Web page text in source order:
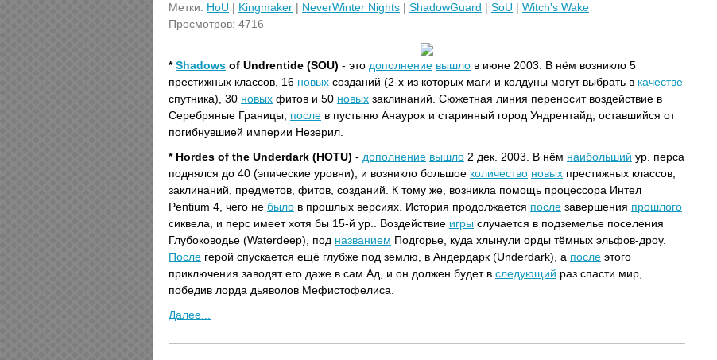
Метки: HoU | Kingmaker | NeverWinter Nights | ShadowGuard | SoU | Witch's Wake
Просмотров: 4716
*Shadows of Undrentide (SOU) - это дополнение вышло в июне 2003. В нём возникло 5
престижных классов, 16 новых созданий (2-х из которых маги и колдуны могут выбрать в качестве
спутника), 30 новых фитов и 50 новых заклинаний. Сюжетная линия переносит воздействие в
Серебряные Границы, после в пустыню Анаурох и старинный город Ундрентайд, оставшийся от
погибнувшией империи Незерил.
* Hordes of the Underdark (HOTU) - дополнение вышло 2 дек. 2003. В нём наибольший ур. перса
поднялся до 40 (эпические уровни), и возникло большое количество новых престижных классов,
заклинаний, предметов, фитов, созданий. К тому же, возникла помощь процессора Интел
Pentium 4, чего не было в прошлых версиях. История продолжается после завершения прошлого
сиквела, и перс имеет хотя бы 15-й ур.. Воздействие игры случается в подземелье поселения
Глубоководье (Waterdeep), под названием Подгорье, куда хлынули орды тёмных эльфов-дроу.
После герой спускается ещё глубже под землю, в Андердарк (Underdark), а после этого
приключения заводят его даже в сам Ад, и он должен будет в следующий раз спасти мир,
победив лорда дьяволов Мефистофелиса.
Далее...